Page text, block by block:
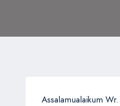
Assalamualaikum